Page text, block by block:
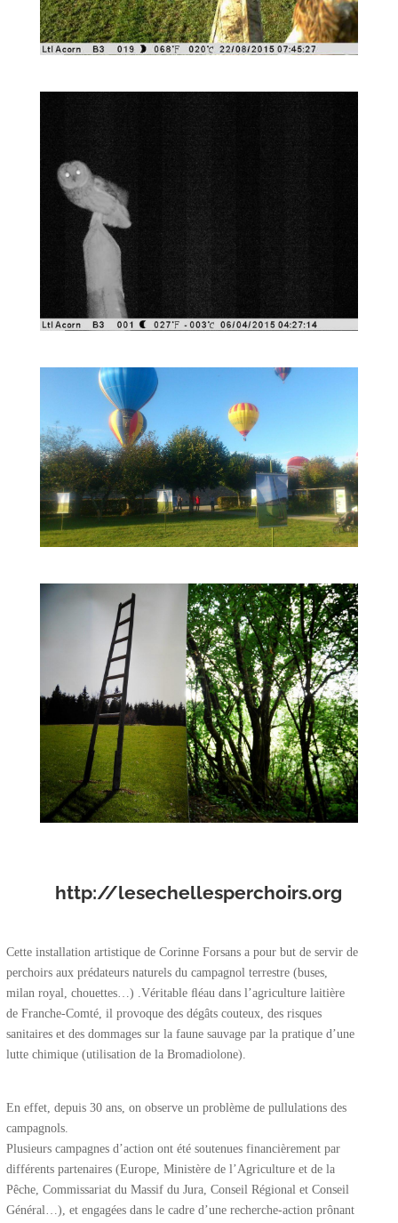
http://lesechellesperchoirs.org
Cette installation artistique de Corinne Forsans a pour but de servir de
perchoirs aux prédateurs naturels du campagnol terrestre (buses,
milan royal, chouettes…) .Véritable ﬂéau dans l’agriculture laitière
de Franche-Comté, il provoque des dégâts couteux, des risques
sanitaires et des dommages sur la faune sauvage par la pratique d’une
lutte chimique (utilisation de la Bromadiolone).
En effet, depuis 30 ans, on observe un problème de pullulations des
campagnols.
Plusieurs campagnes d’action ont été soutenues financièrement par
différents partenaires (Europe, Ministère de l’Agriculture et de la
Pêche, Commissariat du Massif du Jura, Conseil Régional et Conseil
Général…), et engagées dans le cadre d’une recherche-action prônant